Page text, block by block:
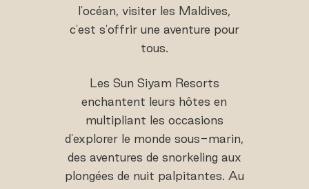
l'océan, visiter les Maldives,
c'est s'offrir une aventure pour
tous.
Les Sun Siyam Resorts
enchantent leurs hôtes en
multipliant les occasions
d'explorer le monde sous-marin,
des aventures de snorkeling aux
plongées de nuit palpitantes. Au